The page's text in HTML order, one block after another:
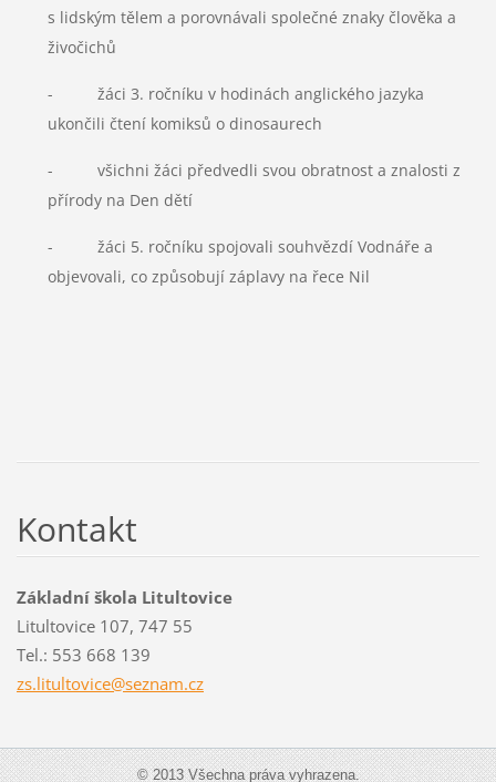
s lidským tělem a porovnávali společné znaky člověka a
živočichů
- žáci 3. ročníku v hodinách anglického jazyka
ukončili čtení komiksů o dinosaurech
- všichni žáci předvedli svou obratnost a znalosti z
přírody na Den dětí
- žáci 5. ročníku spojovali souhvězdí Vodnáře a
objevovali, co způsobují záplavy na řece Nil
Kontakt
Základní škola Litultovice
Litultovice 107, 747 55
Tel.: 553 668 139
zs.litultovice@seznam.cz
© 2013 Všechna práva vyhrazena.